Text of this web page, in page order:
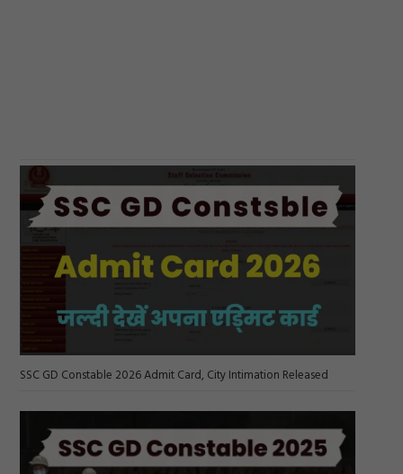
SSC GD Constable 2026 Admit Card, City Intimation Released